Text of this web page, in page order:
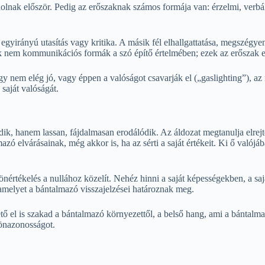
először. Pedig az erőszaknak számos formája van: érzelmi,
utasítás vagy kritika. A másik fél elhallgattatása,
kommunikációs formák a szó építő értelmében; ezek az erőszak
elég jó, vagy éppen a valóságot csavarják el („gaslighting”),
valóságát.
hanem lassan, fájdalmasan erodálódik. Az áldozat megtanulja
elvárásainak, még akkor is, ha az sérti a saját értékeit. Ki ő
a nullához közelít. Nehéz hinni a saját képességekben, a
a bántalmazó visszajelzései határoznak meg.
is szakad a bántalmazó környezettől, a belső hang, ami a